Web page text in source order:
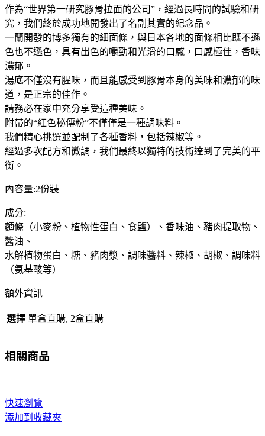
蘭
拉
麵
豚
骨
拉
麵
博
多
細
麵
直
麵
條
附
特
製
紅
秘
粉
份
阪
實
作為“世界第一研究豚骨拉面的公司”，經過長時間的試驗和研
究，我們終於成功地開發出了名副其實的紀念品。
一蘭開發的博多獨有的細面條，與日本各地的面條相比既不遜
色也不遜色，具有出色的嚼勁和光滑的口感，口感極佳，香味
濃郁。
湯底不僅沒有腥味，而且能感受到豚骨本身的美味和濃郁的味
道，是正宗的佳作。
請務必在家中充分享受這種美味。
附帶的“紅色秘傳粉”不僅僅是一種調味料。
我們精心挑選並配制了各種香料，包括辣椒等。
經過多次配方和微調，我們最終以獨特的技術達到了完美的平
衡。
內容量:2份裝
成分:
麵條（小麥粉、植物性蛋白、食鹽）、香味油、豬肉提取物、
醬油、
水解植物蛋白、糖、豬肉漿、調味醬料、辣椒、胡椒、調味料
（氨基酸等）
額外資訊
選擇 單盒直購, 2盒直購
相關商品
快速瀏覽
添加到收藏夾